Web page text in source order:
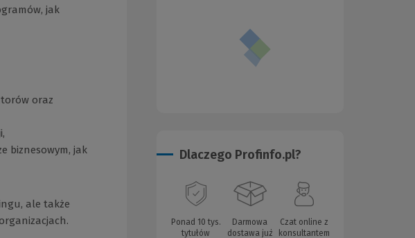
jak
oraz
biznesowym, jak
ale także
Dlaczego Profinfo.pl?
Ponad 10 tys.
tytułów
Darmowa
dostawa już
Czat online z
konsultantem